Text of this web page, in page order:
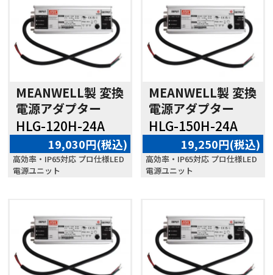
MEANWELL製 変換
電源アダプター
HLG-120H-24A
19,030円(税込)
高効率・IP65対応 プロ仕様LED
電源ユニット
MEANWELL製 変換
電源アダプター
HLG-150H-24A
19,250円(税込)
高効率・IP65対応 プロ仕様LED
電源ユニット